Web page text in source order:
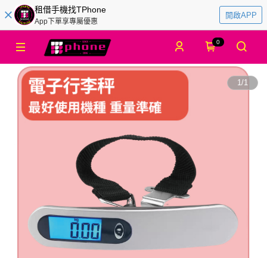
租借手機找TPhone
App下單享專屬優惠
開啟APP
0
1/1